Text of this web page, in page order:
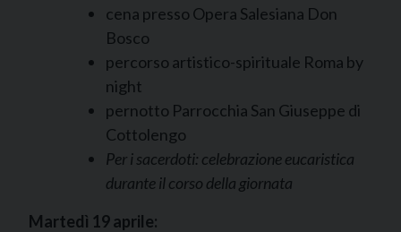
cena presso Opera Salesiana Don
Bosco
percorso artistico-spirituale Roma by
night
pernotto Parrocchia San Giuseppe di
Cottolengo
Per i sacerdoti: celebrazione eucaristica
durante il corso della giornata
Martedì 19 aprile: